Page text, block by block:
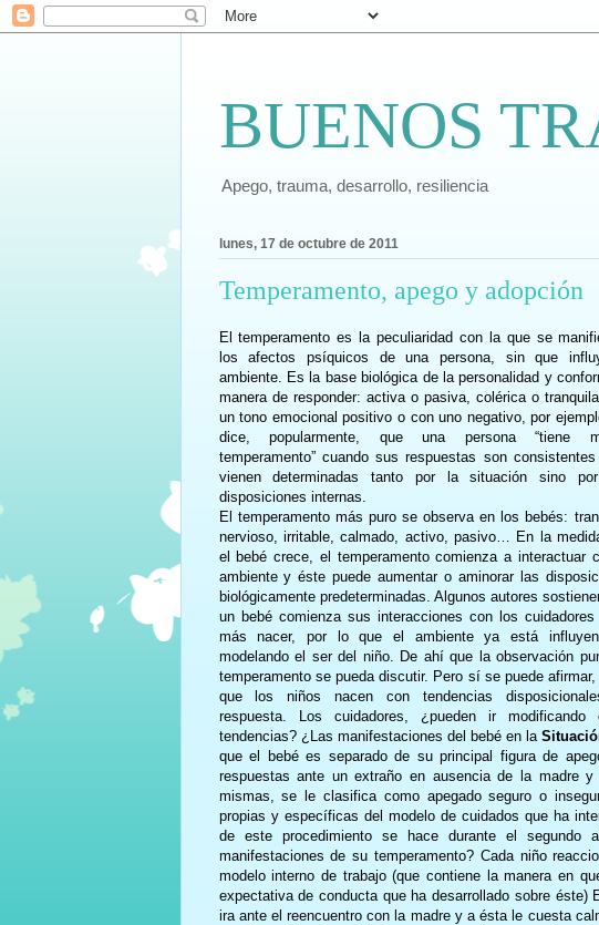
BUENOS
Apego, trauma, desarrollo, resiliencia
lunes, 17 de octubre de 2011
Temperamento, apego y adopción
El temperamento es la peculiaridad con la que se
los afectos psíquicos de una persona, sin que
ambiente. Es la base biológica de la personalidad y
manera de responder: activa o pasiva, colérica o
un tono emocional positivo o con uno negativo, por
dice, popularmente, que una persona “tiene
temperamento” cuando sus respuestas son
vienen determinadas tanto por la situación sino
disposiciones internas.
El temperamento más puro se observa en los bebés:
nervioso, irritable, calmado, activo, pasivo… En la
el bebé crece, el temperamento comienza a interactuar
ambiente y éste puede aumentar o aminorar las
biológicamente predeterminadas. Algunos autores
un bebé comienza sus interacciones con los cuidadores
más nacer, por lo que el ambiente ya está
modelando el ser del niño. De ahí que la observación
temperamento se pueda discutir. Pero sí se puede afirmar,
que los niños nacen con tendencias
respuesta. Los cuidadores, ¿pueden ir modificando
tendencias? ¿Las manifestaciones del bebé en la
que el bebé es separado de su principal figura de
respuestas ante un extraño en ausencia de la madre
mismas, se le clasifica como apegado seguro o
propias y específicas del modelo de cuidados que ha
de este procedimiento se hace durante el
manifestaciones de su temperamento? Cada niño
modelo interno de trabajo (que contiene la manera en
expectativa de conducta que ha desarrollado sobre
ira ante el reencuentro con la madre y a ésta le cuesta